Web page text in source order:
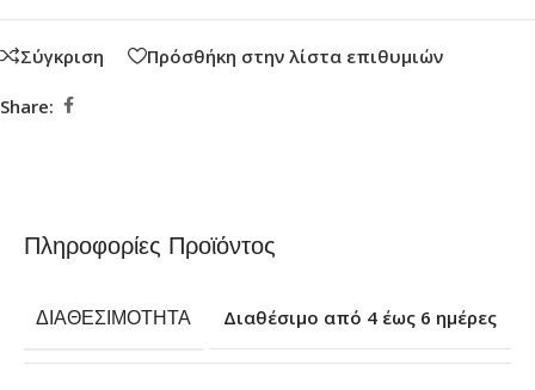
Σύγκριση Πρόσθήκη στην λίστα επιθυμιών
Share:
Πληροφορίες Προϊόντος
ΔΙΑΘΕΣΙΜΌΤΗΤΑ Διαθέσιμο από 4 έως 6 ημέρες